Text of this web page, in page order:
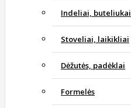
Indeliai, buteliukai
Stoveliai, laikikliai
Dėžutės, padėklai
Formelės